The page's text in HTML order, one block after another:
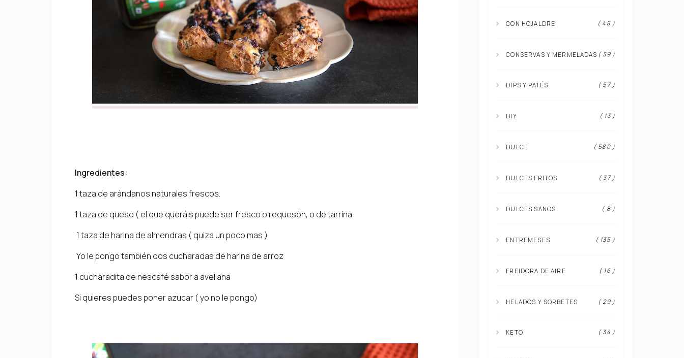
Ingredientes:
1 taza de arándanos naturales frescos.
1 taza de queso ( el que queráis puede ser fresco o requesón, o de tarrina.
1 taza de harina de almendras ( quiza un poco mas )
Yo le pongo también dos cucharadas de harina de arroz
1 cucharadita de nescafé sabor a avellana
Si quieres puedes poner azucar ( yo no le pongo)
CON HOJALDRE ( 48 )
CONSERVAS Y MERMELADAS ( 39 )
DIPS Y PATÉS ( 57 )
DIY ( 13 )
DULCE ( 580 )
DULCES FRITOS ( 37 )
DULCES SANOS ( 8 )
ENTREMESES ( 135 )
FREIDORA DE AIRE ( 16 )
HELADOS Y SORBETES ( 29 )
KETO ( 34 )